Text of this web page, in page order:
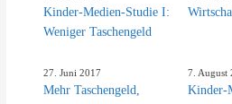
Kinder-Medien-Studie I:
Weniger Taschengeld
27. Juni 2017
Mehr Taschengeld,
7. August
Kinder-